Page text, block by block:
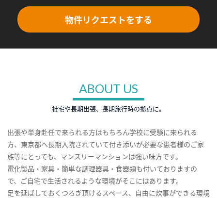
物件リクエストをする
ABOUT US
社宅や長期出張、長期旅行時の拠点に。
出張や単身赴任で来られる方はもちろん学校に受験に来られる
方、東京都へ長期入院されていて付き添いが必要な患者様のご家
族等にとっても、マンスリーマンションは強い味方です。
電化製品・家具・簡単な調理器具・食器類も付いておりますの
で、ご自宅で生活されるような環境がそこにはあります。
足を延ばしておくつろぎ頂けるスペース、自由に炊事ができる環境